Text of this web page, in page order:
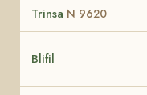
Trinsa N 9620
Blifil